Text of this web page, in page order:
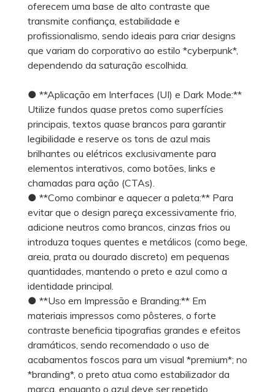
oferecem uma base de alto contraste que
transmite confiança, estabilidade e
profissionalismo, sendo ideais para criar designs
que variam do corporativo ao estilo *cyberpunk*,
dependendo da saturação escolhida.
● **Aplicação em Interfaces (UI) e Dark Mode:**
Utilize fundos quase pretos como superfícies
principais, textos quase brancos para garantir
legibilidade e reserve os tons de azul mais
brilhantes ou elétricos exclusivamente para
elementos interativos, como botões, links e
chamadas para ação (CTAs).
● **Como combinar e aquecer a paleta:** Para
evitar que o design pareça excessivamente frio,
adicione neutros como brancos, cinzas frios ou
introduza toques quentes e metálicos (como bege,
areia, prata ou dourado discreto) em pequenas
quantidades, mantendo o preto e azul como a
identidade principal.
● **Uso em Impressão e Branding:** Em
materiais impressos como pôsteres, o forte
contraste beneficia tipografias grandes e efeitos
dramáticos, sendo recomendado o uso de
acabamentos foscos para um visual *premium*; no
*branding*, o preto atua como estabilizador da
marca, enquanto o azul deve ser repetido